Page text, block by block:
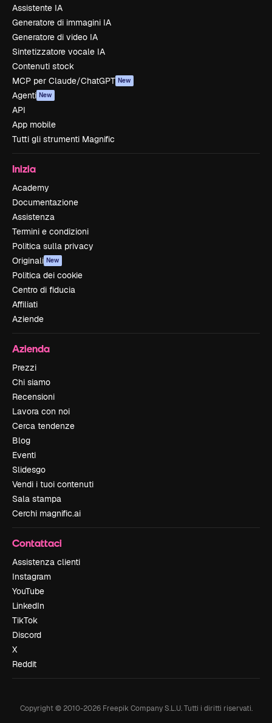
Assistente IA
Generatore di immagini IA
Generatore di video IA
Sintetizzatore vocale IA
Contenuti stock
MCP per Claude/ChatGPT New
Agenti New
API
App mobile
Tutti gli strumenti Magnific
Inizia
Academy
Documentazione
Assistenza
Termini e condizioni
Politica sulla privacy
Originali New
Politica dei cookie
Centro di fiducia
Affiliati
Aziende
Azienda
Prezzi
Chi siamo
Recensioni
Lavora con noi
Cerca tendenze
Blog
Eventi
Slidesgo
Vendi i tuoi contenuti
Sala stampa
Cerchi magnific.ai
Contattaci
Assistenza clienti
Instagram
YouTube
LinkedIn
TikTok
Discord
X
Reddit
Copyright © 2010-2026Freepik Company S.L.U. Tutti i diritti riservati.